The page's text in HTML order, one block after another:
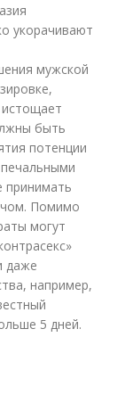
укорачивают
мужской
быть
потенции
принимать
Помимо
могут
даже
например,
5 дней.